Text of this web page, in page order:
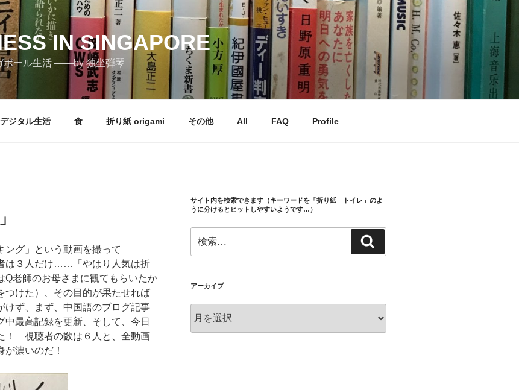
IN SINGAPORE
ポール生活 ――by 独坐弾琴
デジタル生活 食 折り紙 origami その他 All FAQ Profile
ング」という動画を撮って
は３人だけ……「やはり人気は折
Q老師のお母さまに観てもらいたか
つけた）、その目的が果たせれば
けず、まず、中国語のブログ記事
最高記録を更新、そして、今日
！ 視聴者の数は６人と、全動画
濃いのだ！
サイト内を検索できます（キーワードを「折り紙 トイレ」のよ
うに分けるとヒットしやすいようです…）
索:
索
アーカイブ
ー